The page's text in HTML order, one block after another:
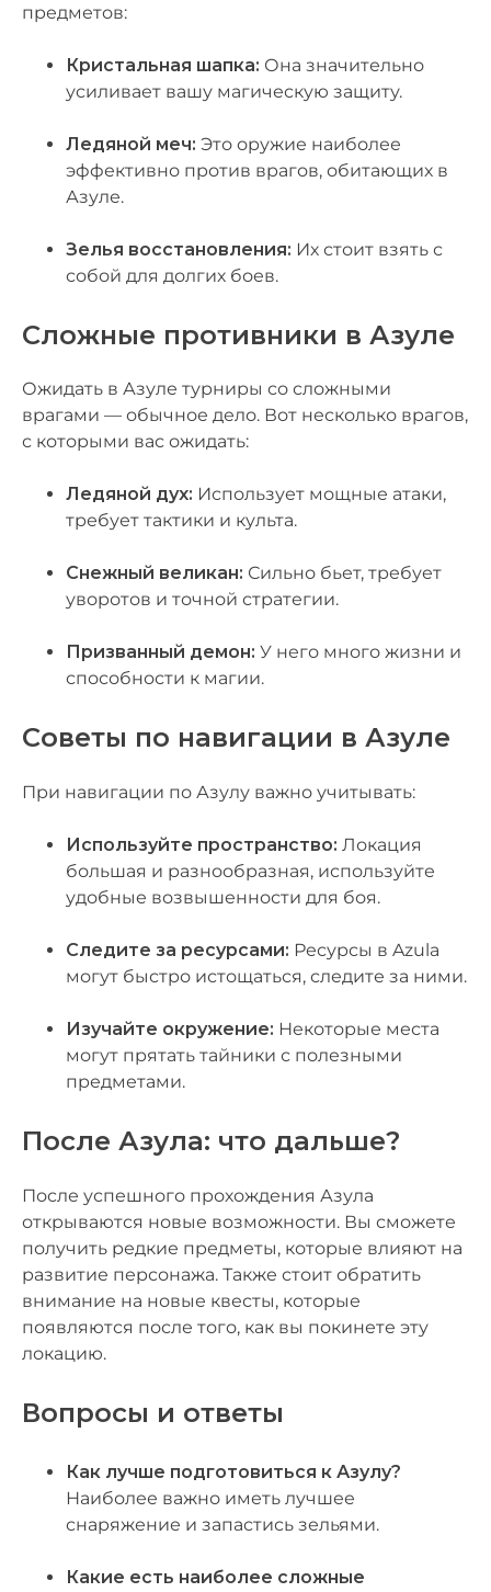
предметов:
Кристальная шапка: Она значительно
усиливает вашу магическую защиту.
Ледяной меч: Это оружие наиболее
эффективно против врагов, обитающих в
Азуле.
Зелья восстановления: Их стоит взять с
собой для долгих боев.
Сложные противники в Азуле
Ожидать в Азуле турниры со сложными
врагами — обычное дело. Вот несколько врагов,
с которыми вас ожидать:
Ледяной дух: Использует мощные атаки,
требует тактики и культа.
Снежный великан: Сильно бьет, требует
уворотов и точной стратегии.
Призванный демон: У него много жизни и
способности к магии.
Советы по навигации в Азуле
При навигации по Азулу важно учитывать:
Используйте пространство: Локация
большая и разнообразная, используйте
удобные возвышенности для боя.
Следите за ресурсами: Ресурсы в Azula
могут быстро истощаться, следите за ними.
Изучайте окружение: Некоторые места
могут прятать тайники с полезными
предметами.
После Азула: что дальше?
После успешного прохождения Азула
открываются новые возможности. Вы сможете
получить редкие предметы, которые влияют на
развитие персонажа. Также стоит обратить
внимание на новые квесты, которые
появляются после того, как вы покинете эту
локацию.
Вопросы и ответы
Как лучше подготовиться к Азулу?
Наиболее важно иметь лучшее
снаряжение и запастись зельями.
Какие есть наиболее сложные